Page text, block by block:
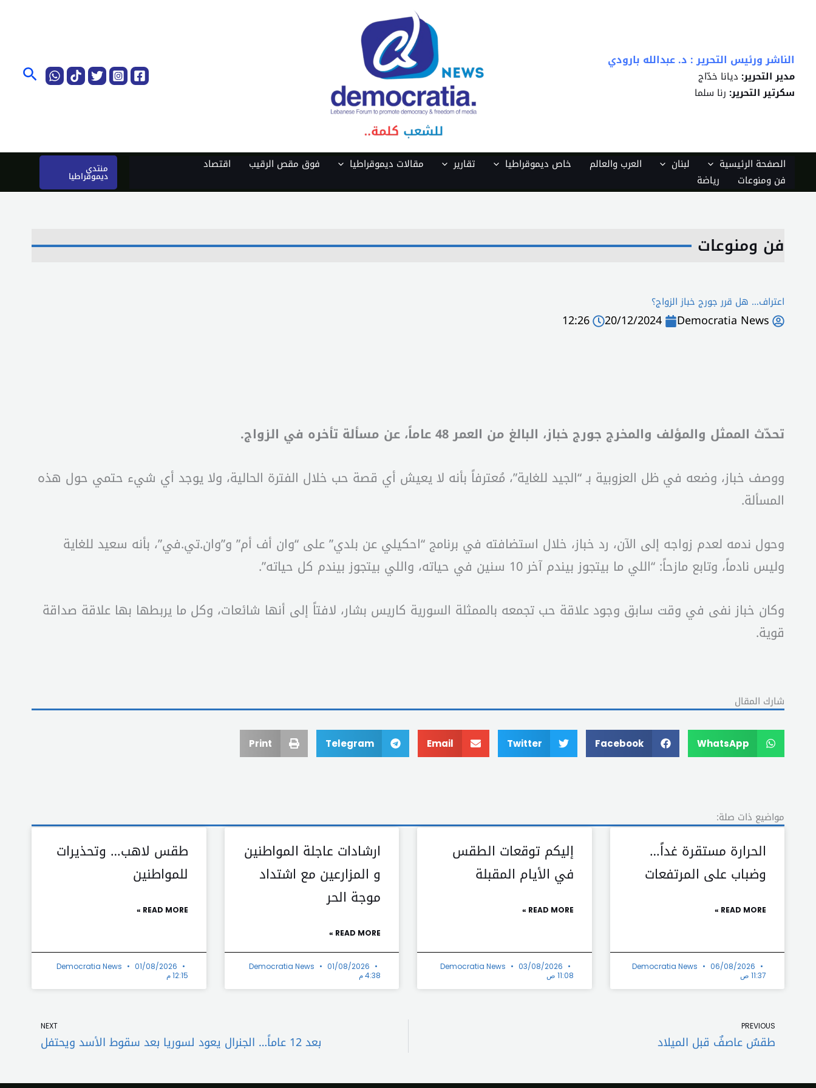
الناشر ورئيس التحرير : د. عبدالله بارودي
مدير التحرير: ديانا خدّاج
سكرتير التحرير: رنا سلما
الصفحة الرئيسية لبنان العرب والعالم خاص ديموقراطيا تقارير مقالات ديموقراطيا فوق مقص الرقيب
اقتصاد
فن ومنوعات
رياضة
منتدى
ديموقراطيا
فن ومنوعات
اعتراف… هل قرر جورج خباز الزواج؟
Democratia News
20/12/2024
12:26
تحدّث الممثل والمؤلف والمخرج جورج خباز، البالغ من العمر 48 عاماً، عن مسألة تأخره في الزواج.
ووصف خباز، وضعه في ظل العزوبية بـ “الجيد للغاية”، مُعترفاً بأنه لا يعيش أي قصة حب خلال الفترة الحالية، ولا يوجد أي شيء حتمي حول هذه
المسألة.
وحول ندمه لعدم زواجه إلى الآن، رد خباز، خلال استضافته في برنامج “احكيلي عن بلدي” على “وان أف أم” و”وان.تي.في”، بأنه سعيد للغاية
وليس نادماً، وتابع مازحاً: “اللي ما بيتجوز بيندم آخر 10 سنين في حياته، واللي بيتجوز بيندم كل حياته”.
وكان خباز نفى في وقت سابق وجود علاقة حب تجمعه بالممثلة السورية كاريس بشار، لافتاً إلى أنها شائعات، وكل ما يربطها بها علاقة صداقة
قوية.
شارك المقال
WhatsApp
Facebook
Twitter
Email
Telegram
Print
مواضيع ذات صلة:
الحرارة مستقرة غداً…
وضباب على المرتفعات
READ MORE »
Democratia News
06/08/2026
11:37 ص
إليكم توقعات الطقس
في الأيام المقبلة
READ MORE »
Democratia News
03/08/2026
11:08 ص
ارشادات عاجلة المواطنين
و المزارعين مع اشتداد
موجة الحر
READ MORE »
Democratia News
01/08/2026
4:38 م
طقس لاهب… وتحذيرات
للمواطنين
READ MORE »
Democratia News
01/08/2026
12:15 م
PREVIOUS
طقسٌ عاصفٌ قبل الميلاد
NEXT
بعد 12 عاماً… الجنرال يعود لسوريا بعد سقوط الأسد ويحتفل